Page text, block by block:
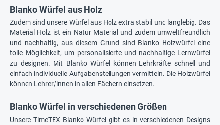
Blanko Würfel aus Holz
Zudem sind unsere Würfel aus Holz extra stabil und langlebig. Das
Material Holz ist ein Natur Material und zudem umweltfreundlich
und nachhaltig, aus diesem Grund sind Blanko Holzwürfel eine
tolle Möglichkeit, um personalisierte und nachhaltige Lernwürfel
zu designen. Mit Blanko Würfel können Lehrkräfte schnell und
einfach individuelle Aufgabenstellungen vermitteln. Die Holzwürfel
können Lehrer/innen in allen Fächern einsetzen.
Blanko Würfel in verschiedenen Größen
Unsere TimeTEX Blanko Würfel gibt es in verschiedenen Designs